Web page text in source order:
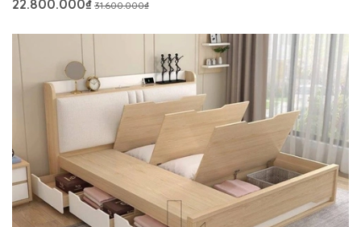
22.800.000₫ 31.600.000₫